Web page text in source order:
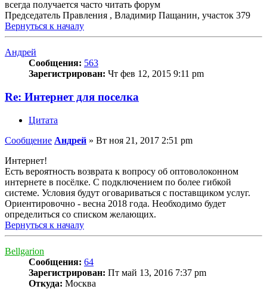
всегда получается часто читать форум
Председатель Правления , Владимир Пащанин, участок 379
Вернуться к началу
Андрей
Сообщения: 563
Зарегистрирован: Чт фев 12, 2015 9:11 pm
Re: Интернет для поселка
Цитата
Сообщение Андрей » Вт ноя 21, 2017 2:51 pm
Интернет!
Есть вероятность возврата к вопросу об оптоволоконном
интернете в посёлке. С подключением по более гибкой
системе. Условия будут оговариваться с поставщиком услуг.
Ориентировочно - весна 2018 года. Необходимо будет
определиться со списком желающих.
Вернуться к началу
Bellgarion
Сообщения: 64
Зарегистрирован: Пт май 13, 2016 7:37 pm
Откуда: Москва